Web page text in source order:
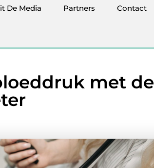
De Media Partners Contact
met de